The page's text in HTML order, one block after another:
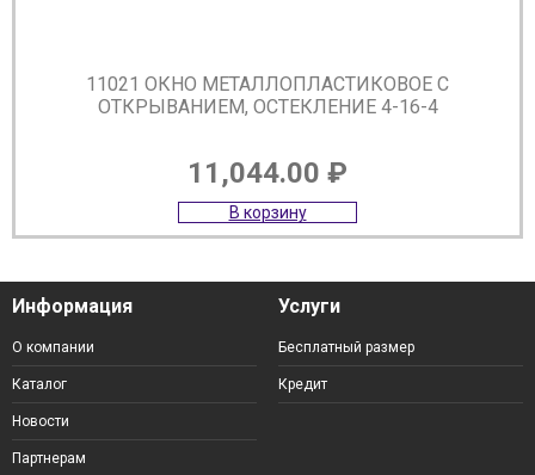
11021 ОКНО МЕТАЛЛОПЛАСТИКОВОЕ С
ОТКРЫВАНИЕМ, ОСТЕКЛЕНИЕ 4-16-4
11,044.00 ₽
В корзину
Информация
О компании
Каталог
Новости
Партнерам
Услуги
Бесплатный размер
Кредит